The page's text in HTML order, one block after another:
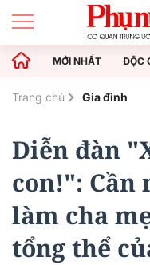
MỚI NHẤT ĐỘC
Trang chủ Gia đình
Diễn đàn
con!": Cần
làm cha
tổng thể